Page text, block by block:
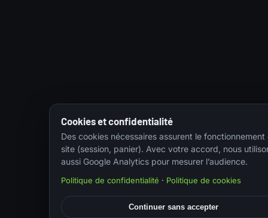
Cookies et confidentialité
Des cookies nécessaires assurent le fonctionnement
site (session, panier). Avec votre accord, nous
aussi Google Analytics pour mesurer l’audience.
Politique de confidentialité · Politique de cookies
Continuer sans accepter